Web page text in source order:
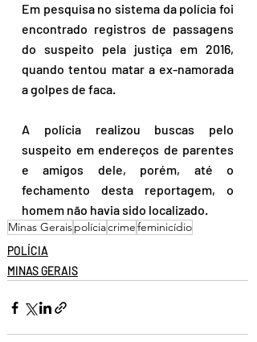
Em pesquisa no sistema da polícia foi
encontrado registros de passagens
do suspeito pela justiça em 2016,
quando tentou matar a ex-namorada
a golpes de faca.
A polícia realizou buscas pelo
suspeito em endereços de parentes
e amigos dele, porém, até o
fechamento desta reportagem, o
homem não havia sido localizado.
Minas Geraispolíciacrimefeminicídio
POLÍCIA
MINAS GERAIS